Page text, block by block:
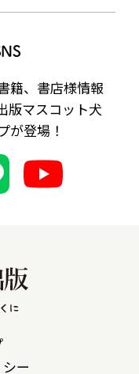
籍、書店様情報
版マスコット犬
が登場！
ー